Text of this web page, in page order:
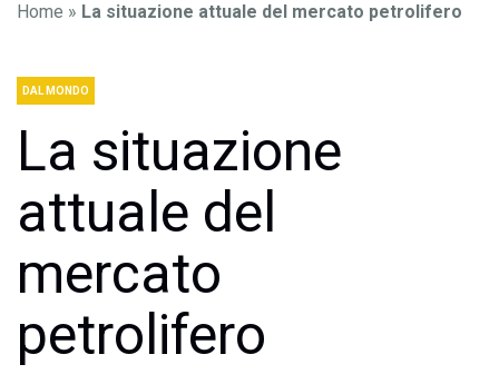
Home » La situazione attuale del mercato petrolifero
DAL MONDO
La situazione
attuale del
mercato
petrolifero